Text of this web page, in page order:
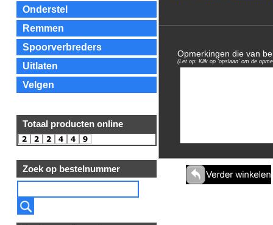
Onderstel
Remmen
Spoorverbreders
Uitlaten
Velgen
Totaal producten online
Zoek op bestelnummer
Opmerkingen die van
(Let op: Klik op 'opslaan' om de